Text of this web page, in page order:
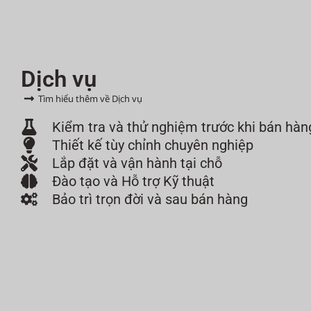
Dịch vụ
Tìm hiểu thêm về Dịch vụ
Kiểm tra và thử nghiệm trước khi bán
Thiết kế tùy chỉnh chuyên nghiệp
Lắp đặt và vận hành tại chỗ
Đào tạo và Hỗ trợ Kỹ thuật
Bảo trì trọn đời và sau bán hàng